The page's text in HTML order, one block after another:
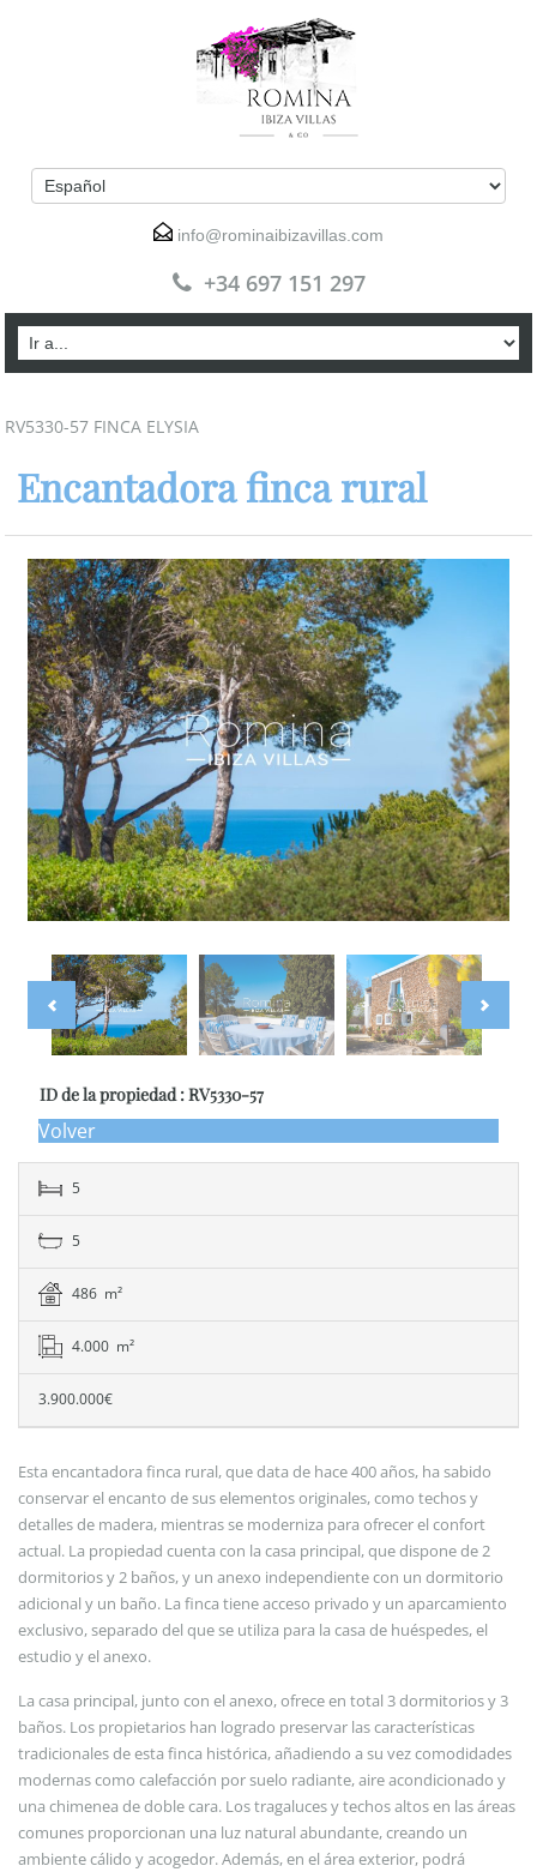
info@rominaibizavillas.com
+34 697 151 297
RV5330-57 FINCA ELYSIA
Encantadora finca rural
ID de la propiedad : RV5330-57
Volver
5
5
486 m²
4.000 m²
3.900.000€
Esta encantadora finca rural, que data de hace 400 años, ha sabido
conservar el encanto de sus elementos originales, como techos y
detalles de madera, mientras se moderniza para ofrecer el confort
actual. La propiedad cuenta con la casa principal, que dispone de 2
dormitorios y 2 baños, y un anexo independiente con un dormitorio
adicional y un baño. La finca tiene acceso privado y un aparcamiento
exclusivo, separado del que se utiliza para la casa de huéspedes, el
estudio y el anexo.
La casa principal, junto con el anexo, ofrece en total 3 dormitorios y 3
baños. Los propietarios han logrado preservar las características
tradicionales de esta finca histórica, añadiendo a su vez comodidades
modernas como calefacción por suelo radiante, aire acondicionado y
una chimenea de doble cara. Los tragaluces y techos altos en las áreas
comunes proporcionan una luz natural abundante, creando un
ambiente cálido y acogedor. Además, en el área exterior, podrá